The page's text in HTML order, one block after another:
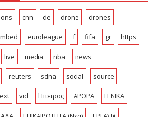
cnn de drone drones
euroleague f fifa gr https
live media nba news
reuters sdna social source
vid Ήπειρος ΑΡΘΡΑ ΓΕΝΙΚΑ